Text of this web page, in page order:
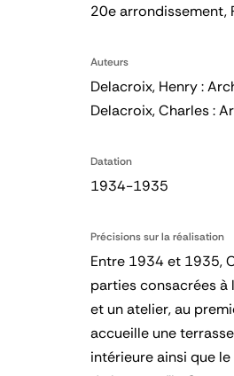
20e arrondissement,
Auteurs
Delacroix, Henry :
Delacroix, Charles :
Datation
1934-1935
Précisions sur la réalisation
Entre 1934 et 1935,
parties consacrées
et un atelier, au
accueille une
intérieure ainsi que